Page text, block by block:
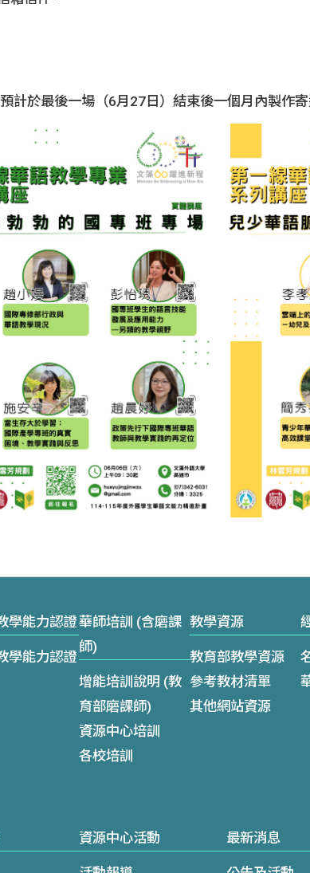
計於最後一場（6月27日）結束後一個月內製作寄
學能力認證
學能力認證
華師培訓 (含磨課
師)
增能培訓說明 (教
育部磨課師)
資源中心培訓
各校培訓
教學資源
教育部教學資源
參考教材清單
其他網站資源
資源中心活動 最新消息